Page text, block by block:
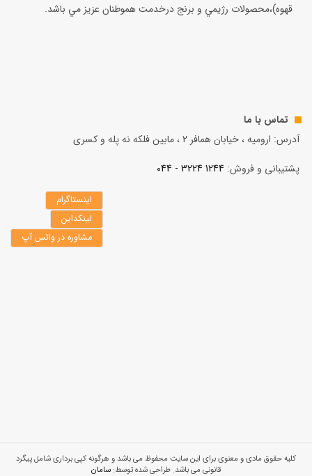
قهوه)،محصولات رژيمي و برنج درخدمت هموطنان عزيز مي باشد.
تماس با ما
آدرس: ارومیه ، خیابان همافر 2 ، مابين فلكه نه پله و کسری
پشتیبانی و فروش: 1244 3224 - 044
اینستاگرام
لینکداین
مشاوره در واتس آپ
کلیه حقوق مادی و معنوی برای این سایت محفوظ می باشد و هرگونه کپی برداری شامل پیگرد
قانونی می باشد. طراحی شده توسط:سامان